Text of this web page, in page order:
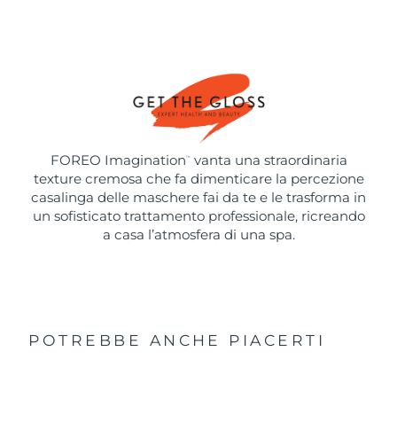
FOREO Imagination ™
vanta una straordinaria
texture cremosa che fa dimenticare la percezione
casalinga delle maschere fai da te e le trasforma in
un sofisticato trattamento professionale, ricreando
a casa l’atmosfera di una spa.
POTREBBE ANCHE PIACERTI